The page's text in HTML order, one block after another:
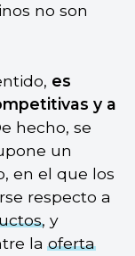
no son
es
y a
hecho, se
un
en el que los
respecto a
, y
laoferta